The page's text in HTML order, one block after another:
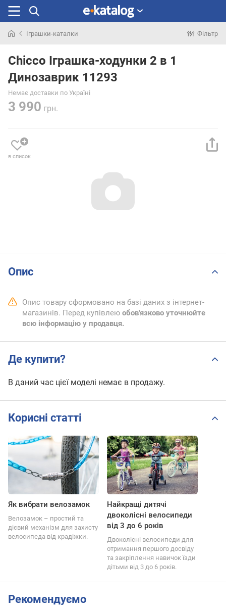
раніше
Іграшки-каталки Фільтр
Chicco Іграшка-ходунки 2 в 1
Динозаврик 11293
Немає доставки по Україні
3 990 грн.
в список
Опис
Опис товару сформовано на базі даних з інтернет-
магазинів. Перед купівлею обов'язково уточнюйте
всю інформацію у продавця.
Де купити?
В даний час цієї моделі немає в продажу.
Корисні статті
Як вибрати велозамок
Велозамок – простий та
дієвий механізм для захисту
велосипеда від крадіжки.
Найкращі дитячі
двоколісні велосипеди
від 3 до 6 років
Двоколісні велосипеди для
отримання першого досвіду
та закріплення навичок їзди
дітьми від 3 до 6 років.
Рекомендуємо